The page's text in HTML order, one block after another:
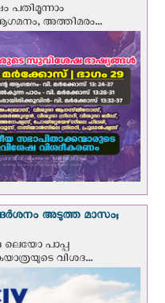
പതിമൂന്നാം
അത്തിമരം...
അടുത്ത മാസം;
ലെയോ പാപ്പ
വിശദ...